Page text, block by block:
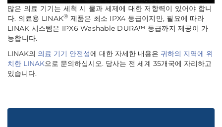
많은 의료 기기는 세척 시 물과 세제에 대한 저항력이 있어야 합니
다. 의료용 LINAK® 제품은 최소 IPX4 등급이지만, 필요에 따라
LINAK 시스템은 IPX6 Washable DURA™ 등급까지 제공이 가
능합니다.
LINAK의 의료 기기 안전성에 대한 자세한 내용은 귀하의 지역에 위
치한 LINAK으로 문의하십시오. 당사는 전 세계 35개국에 자리하고
있습니다.